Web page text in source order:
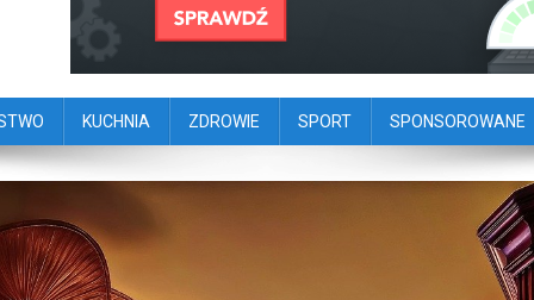
portal dziennikarstwa
KUCHNIA ZDROWIE SPORT SPONSOROWANE